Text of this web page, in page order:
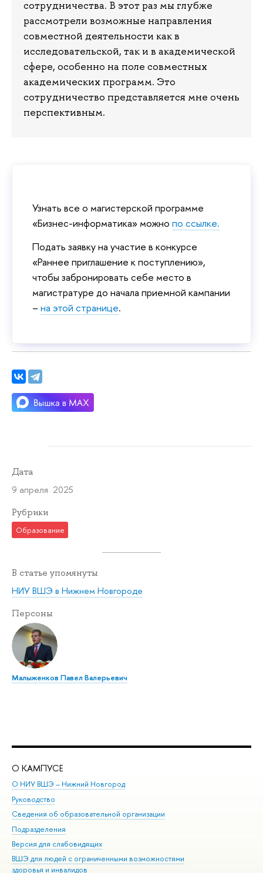
сотрудничества. В этот раз мы глубже
рассмотрели возможные направления
совместной деятельности как в
исследовательской, так и в академической
сфере, особенно на поле совместных
академических программ. Это
сотрудничество представляется мне очень
перспективным.
Узнать все о магистерской программе
«Бизнес-информатика» можно по ссылке.
Подать заявку на участие в конкурсе
«Раннее приглашение к поступлению»,
чтобы забронировать себе место в
магистратуре до начала приемной кампании
– на этой странице.
Дата
9 апреля 2025
Рубрики
Образование
В статье упомянуты
НИУ ВШЭ в Нижнем Новгороде
Персоны
Малыженков Павел Валерьевич
О КАМПУСЕ
О НИУ ВШЭ – Нижний Новгород
Руководство
Сведения об образовательной организации
Подразделения
Версия для слабовидящих
ВШЭ для людей с ограниченными возможностями
здоровья и инвалидов